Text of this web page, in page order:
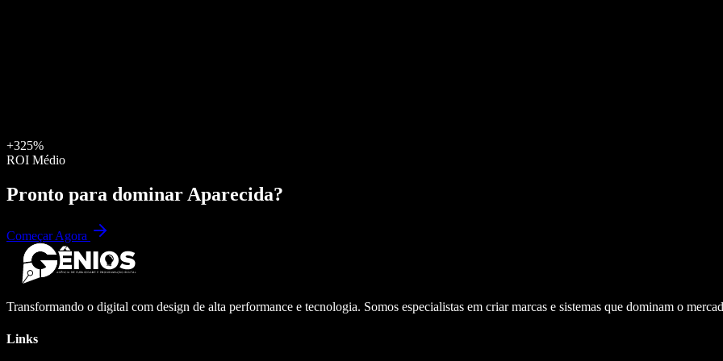
+325%
ROI Médio
Pronto para dominar Aparecida?
Começar Agora
Transformando o digital com design de alta performance e tecnologia. Somos especialistas em criar marcas e sistemas que dominam o
Links